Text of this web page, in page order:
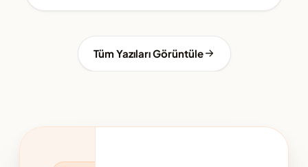
Tüm Yazıları Görüntüle